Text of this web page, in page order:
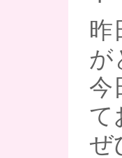
昨
が
今
て
ぜ